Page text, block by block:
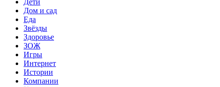
Дети
Дом и сад
Еда
Звёзды
Здоровье
ЗОЖ
Игры
Интернет
Истории
Компании